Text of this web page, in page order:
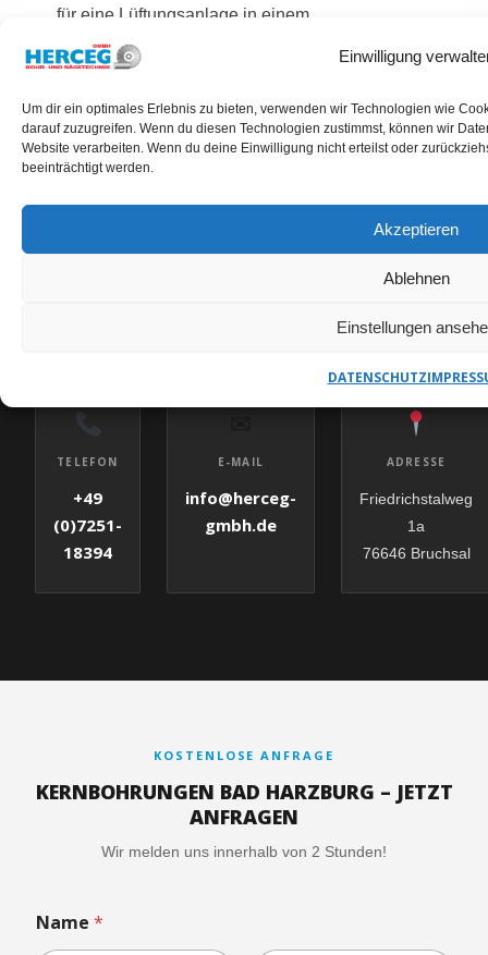
Einwilligung
Um dir ein optimales Erlebnis zu bieten, verwenden wir Technologien wie
darauf zuzugreifen. Wenn du diesen Technologien zustimmst, können wir
Website verarbeiten. Wenn du deine Einwilligung nicht erteilst oder
beeinträchtigt werden.
Akzeptieren
Ablehnen
Einstellungen
DATENSCHUTZ
für eine Lüftungsanlage in einem
Mehrfamilienhaus durch. Trotz starker
ohne Folgeschäden umgesetzt werden.
KERNBOHRUNGEN BAD HARZBURG ANFRAGEN
ANSPRECHPARTNER
TELEFON
+49
(0)7251-
18394
E-MAIL
info@herceg-
gmbh.de
ADRESSE
Friedrichstalweg
1a
76646 Bruchsal
KOSTENLOSE ANFRAGE
KERNBOHRUNGEN BAD HARZBURG – JETZT
ANFRAGEN
Wir melden uns innerhalb von 2 Stunden!
a
Name *